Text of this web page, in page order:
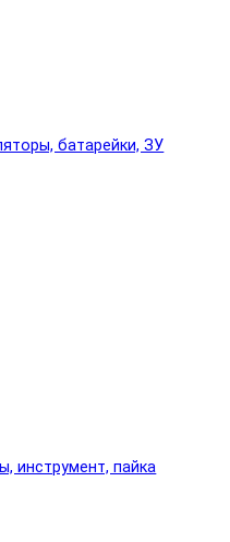
батарейки, ЗУ
инструмент, пайка